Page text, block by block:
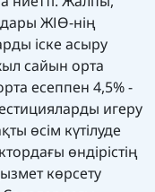
ЖІӨ-нің
іске асыру
сайын орта
есеппен 4,5% -
игеру
өсім күтілуде
өндірістің
көрсету